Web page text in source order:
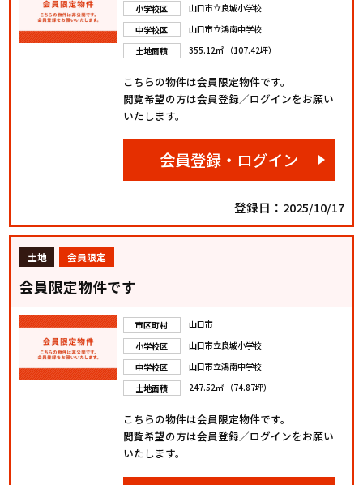
小学校区
山口市立良城小学校
中学校区
山口市立鴻南中学校
土地面積
355.12㎡ （107.42坪）
こちらの物件は会員限定物件です。
閲覧希望の方は会員登録／ログインをお願い
いたします。
会員登録・ログイン
登録日：2025/10/17
土地 会員限定
会員限定物件です
市区町村
山口市
小学校区
山口市立良城小学校
中学校区
山口市立鴻南中学校
土地面積
247.52㎡ （74.87坪）
こちらの物件は会員限定物件です。
閲覧希望の方は会員登録／ログインをお願い
いたします。